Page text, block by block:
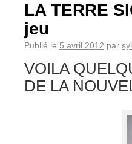
LA TERRE
jeu
Publié le 5 avril 2012 par
VOILA
DE LA